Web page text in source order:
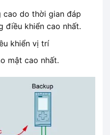
cao do thời gian đáp
điều khiển cao nhất.
khiển vị trí
mật cao nhất.